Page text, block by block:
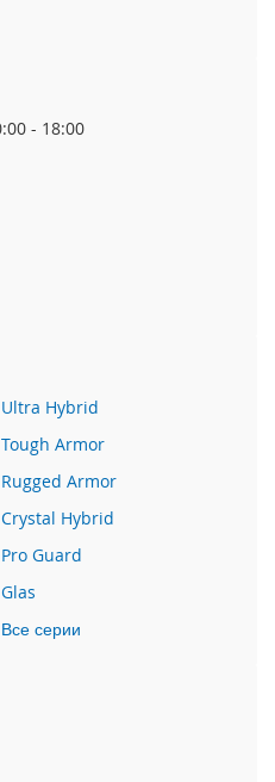
- 18:00
Ultra Hybrid
Tough Armor
Rugged Armor
Crystal Hybrid
Pro Guard
Glas
Все серии